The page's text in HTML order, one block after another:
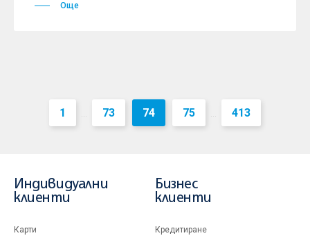
Още
1 ... 73 74 75 ... 413
Индивидуални
клиенти
Карти
Бизнес
клиенти
Кредитиране